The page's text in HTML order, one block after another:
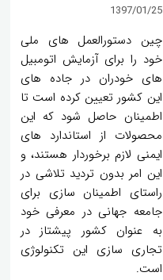
1397/01/25
چین دستورالعمل های ملی
خود را برای آزمایش اتومبیل
های خودران در جاده های
این کشور تعیین کرده است تا
اطمینان حاصل شود که این
محصولات از استاندارد های
ایمنی لازم برخوردار هستند، و
این امر بدون تردید تلاشی در
راستای اطمینان سازی برای
جامعه جهانی در معرفی خود
به عنوان کشور پیشتاز در
تجاری سازی این تکنولوژی
است.